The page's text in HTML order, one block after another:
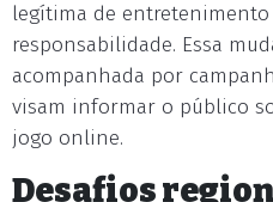
legítima de
responsabilidade. Essa
acompanhada por
visam informar o público
jogo online.
Desafios